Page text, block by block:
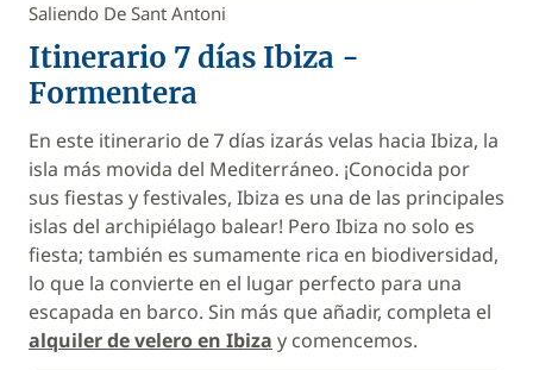
Saliendo De Sant Antoni
Itinerario 7 días Ibiza -
Formentera
En este itinerario de 7 días izarás velas hacia Ibiza, la
isla más movida del Mediterráneo. ¡Conocida por
sus fiestas y festivales, Ibiza es una de las principales
islas del archipiélago balear! Pero Ibiza no solo es
fiesta; también es sumamente rica en biodiversidad,
lo que la convierte en el lugar perfecto para una
escapada en barco. Sin más que añadir, completa el
alquiler de velero en Ibiza y comencemos.